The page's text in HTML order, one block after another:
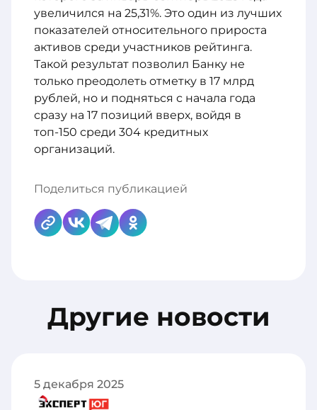
увеличился на 25,31%. Это один из лучших
показателей относительного прироста
активов среди участников рейтинга.
Такой результат позволил Банку не
только преодолеть отметку в 17 млрд
рублей, но и подняться с начала года
сразу на 17 позиций вверх, войдя в
топ-150 среди 304 кредитных
организаций.
Поделиться публикацией
Другие новости
5 декабря 2025